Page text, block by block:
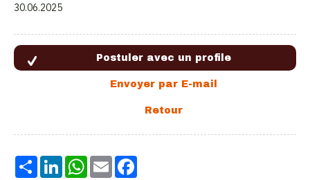
30.06.2025
Share LinkedInWhatsApp
Email